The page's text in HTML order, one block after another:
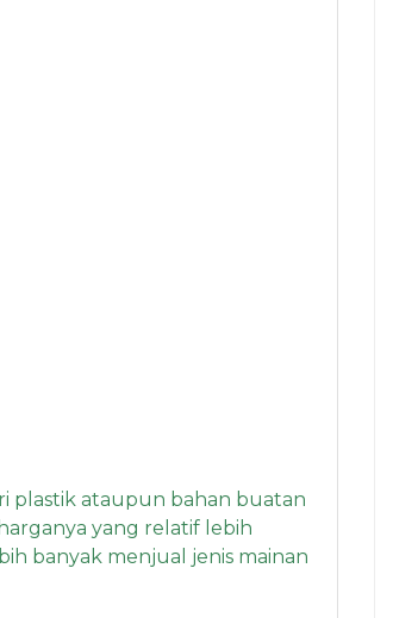
plastik ataupun bahan buatan
yang relatif lebih
banyak menjual jenis mainan